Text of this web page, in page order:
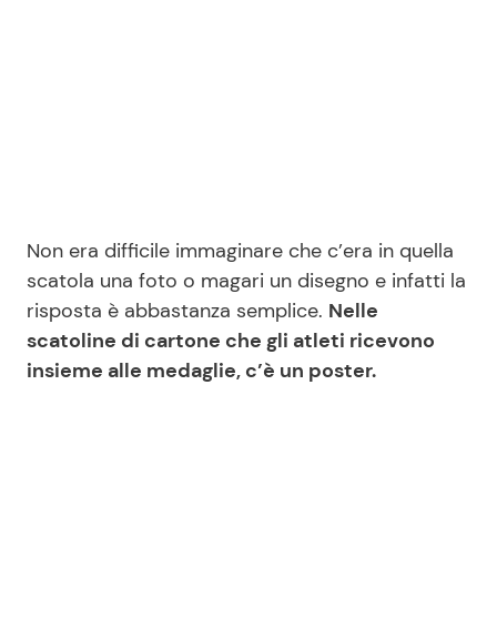
Non era difficile immaginare che c’era in quella
scatola una foto o magari un disegno e infatti la
risposta è abbastanza semplice. Nelle
scatoline di cartone che gli atleti ricevono
insieme alle medaglie, c’è un poster.